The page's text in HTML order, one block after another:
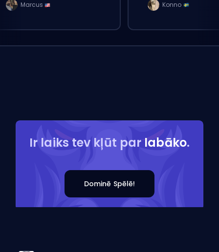
Marcus Konno
Ir laiks tev kļūt par labāko.
Dominē Spēlē!